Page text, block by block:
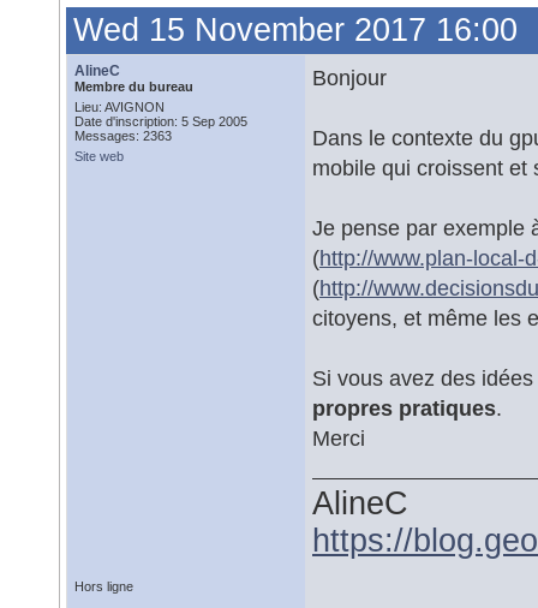
Wed 15 November 2017 16:00
AlineC
Membre du bureau
Lieu: AVIGNON
Date d'inscription: 5 Sep 2005
Messages: 2363
Site web
Bonjour
Dans le contexte du
mobile qui croissent et
Je pense par exemple
(http://www.plan-local-
(http://
citoyens, et même les
Si vous avez des idées
propres pratiques.
Merci
AlineC
https://
Hors ligne